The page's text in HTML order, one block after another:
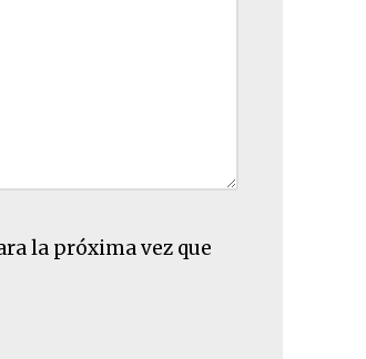
la próxima vez que